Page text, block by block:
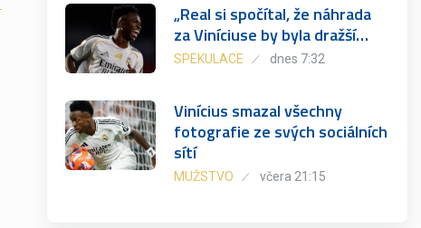
„Real si spočítal, že náhrada
za Viníciuse by byla dražší…
SPEKULACE dnes 7:32
Vinícius smazal všechny
fotografie ze svých sociálních
sítí
MUŽSTVO včera 21:15